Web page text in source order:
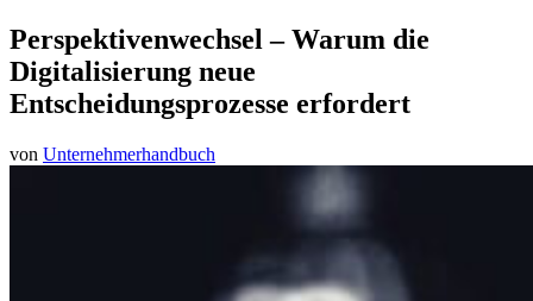
Perspektivenwechsel – Warum die
Digitalisierung neue
Entscheidungsprozesse erfordert
von Unternehmerhandbuch